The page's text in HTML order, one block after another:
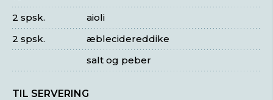
aioli
2 spsk.
æblecidereddike
2 spsk.
salt og peber
TIL SERVERING